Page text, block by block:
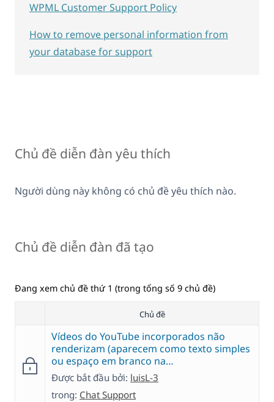
Chủ đề diễn đàn yêu thích
Người dùng này không có chủ đề yêu thích nào.
Chủ đề diễn đàn đã tạo
Đang xem chủ đề thứ 1 (trong tổng số 9 chủ đề)
Chủ đề
Vídeos do YouTube incorporados não
renderizam (aparecem como texto simples
ou espaço em branco na…
Được bắt đầu bởi: luisL-3
trong: Chat Support
WPML Customer Support Policy
How to remove personal information from
your database for support